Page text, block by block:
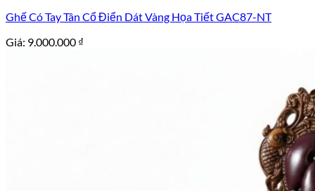
Ghế Có Tay Tân Cổ Điển Dát Vàng Họa Tiết GAC87-NT
Giá: 9.000.000 ₫